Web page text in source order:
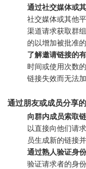
通过社交媒体或
社交媒体或其他
渠道请求获取群
的以增加被批准的
了解邀请链接的
时间或使用次数
链接失效而无法加
通过朋友或成员分享
向群内成员索取
以直接向他们请
员生成新的链接
通过熟人验证身份
验证请求者的身